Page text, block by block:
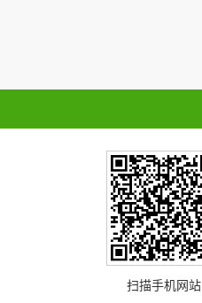
扫描手机网站